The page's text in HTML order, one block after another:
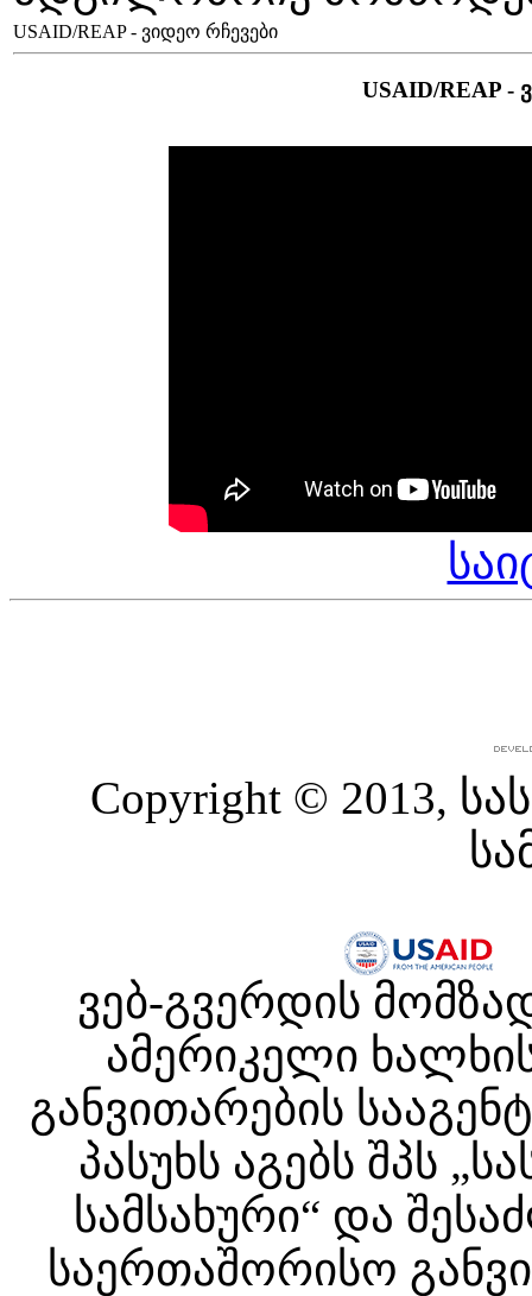
USAID/REAP - ვიდეო რჩევები
USAID/REAP -
Copyright © 2013,
ვებ-გვერდის
ამერიკელი
განვითარების
პასუხს აგებს შპს
სამსახური“ და
საერთაშორისო